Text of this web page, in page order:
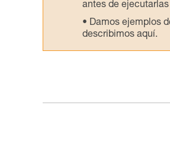
antes de ejecutarlas
Damos ejemplos
describimos aquí.